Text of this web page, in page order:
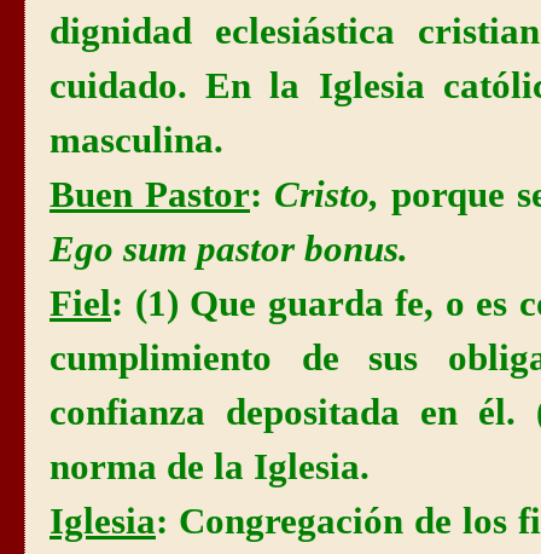
dignidad eclesiástica
cuidado. En la Iglesia
masculina.
Buen Pastor: Cristo, porque
Ego sum pastor bonus.
Fiel: (1) Que guarda fe, o es
cumplimiento de sus
confianza depositada en
norma de la Iglesia.
Iglesia: Congregación de los